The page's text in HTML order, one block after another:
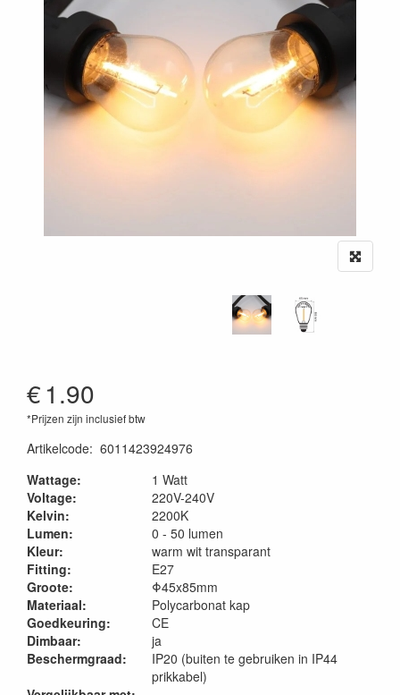
€1.90
*Prijzen zijn inclusief btw
Artikelcode: 6011423924976
Wattage:
1 Watt
Voltage:
220V-240V
Kelvin:
Lumen:
2200K
0 - 50 lumen
Kleur:
warm wit transparant
Fitting:
E27
Groote:
Φ45x85mm
Materiaal:
Polycarbonat kap
Goedkeuring:
CE
Dimbaar:
ja
Beschermgraad:
IP20 (buiten te gebruiken in IP44
prikkabel)